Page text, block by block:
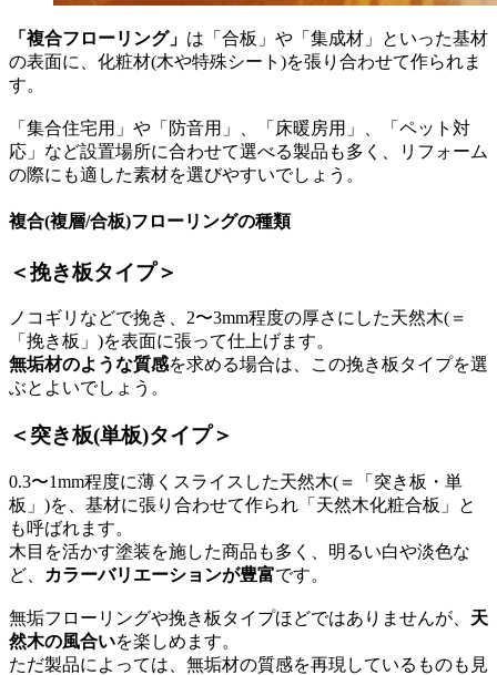
「複合フローリング」 は「合板」や「集成材」といった基材
の表面に、化粧材(木や特殊シート)を張り合わせて作られま
す。
「集合住宅用」や「防音用」、「床暖房用」、「ペット対
応」など設置場所に合わせて選べる製品も多く、リフォーム
の際にも適した素材を選びやすいでしょう。
複合(複層/合板)フローリングの種類
＜挽き板タイプ＞
ノコギリなどで挽き、2〜3mm程度の厚さにした天然木(＝
「挽き板」)を表面に張って仕上げます。
無垢材のような質感を求める場合は、この挽き板タイプを選
ぶとよいでしょう。
＜突き板(単板)タイプ＞
0.3〜1mm程度に薄くスライスした天然木(＝「突き板・単
板」)を、基材に張り合わせて作られ「天然木化粧合板」と
も呼ばれます。
木目を活かす塗装を施した商品も多く、明るい白や淡色な
ど、
カラーバリエーションが豊富です。
無垢フローリングや挽き板タイプほどではありませんが、 天
然木の風合いを楽しめます。
ただ製品によっては、無垢材の質感を再現しているものも見